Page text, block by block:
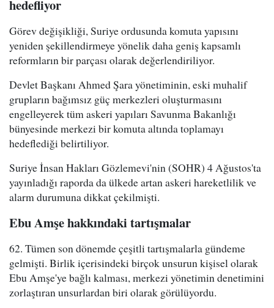
hedefliyor
Görev değişikliği, Suriye ordusunda komuta yapısını
yeniden şekillendirmeye yönelik daha geniş kapsamlı
reformların bir parçası olarak değerlendiriliyor.
Devlet Başkanı Ahmed Şara yönetiminin, eski muhalif
grupların bağımsız güç merkezleri oluşturmasını
engelleyerek tüm askeri yapıları Savunma Bakanlığı
bünyesinde merkezi bir komuta altında toplamayı
hedeflediği belirtiliyor.
Suriye İnsan Hakları Gözlemevi'nin (SOHR) 4 Ağustos'ta
yayınladığı raporda da ülkede artan askeri hareketlilik ve
alarm durumuna dikkat çekilmişti.
Ebu Amşe hakkındaki tartışmalar
62. Tümen son dönemde çeşitli tartışmalarla gündeme
gelmişti. Birlik içerisindeki birçok unsurun kişisel olarak
Ebu Amşe'ye bağlı kalması, merkezi yönetimin denetimini
zorlaştıran unsurlardan biri olarak görülüyordu.